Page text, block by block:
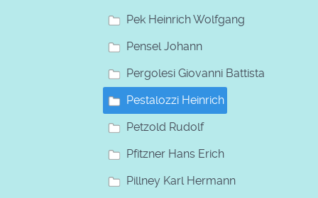
Pek Heinrich Wolfgang
Pensel Johann
Pergolesi Giovanni Battista
Pestalozzi Heinrich
Petzold Rudolf
Pfitzner Hans Erich
Pillney Karl Hermann